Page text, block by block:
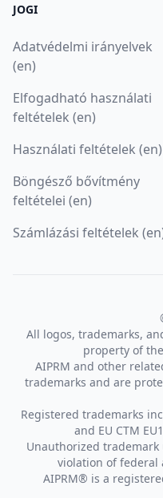
JOGI
Adatvédelmi irányelvek
(en)
Elfogadható használati
feltételek (en)
Használati feltételek (en)
Böngésző bővítmény
feltételei (en)
Számlázási feltételek
All logos, trademarks,
property of
AIPRM and other
trademarks and are
Registered trademarks
and EU CTM
Unauthorized
violation of federal
AIPRM® is a